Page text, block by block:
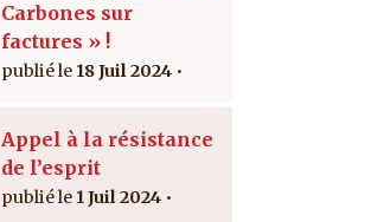
Carbones sur
factures » !
18 Juil 2024
Appel à la résistance
de l’esprit
1 Juil 2024